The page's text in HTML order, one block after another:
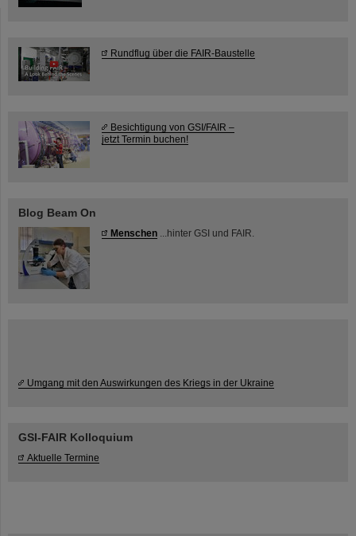
Rundflug über die FAIR-Baustelle
Besichtigung von GSI/FAIR –
jetzt Termin buchen!
Blog Beam On
Menschen ...hinter GSI und FAIR.
Umgang mit den Auswirkungen des Kriegs in der Ukraine
GSI-FAIR Kolloquium
Aktuelle Termine